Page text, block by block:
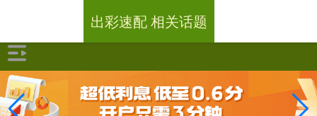
出彩速配 相关话题